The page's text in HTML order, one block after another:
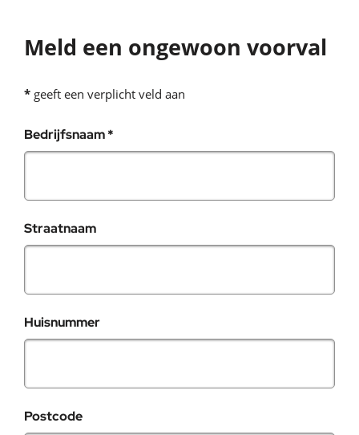
Meld een ongewoon voorval
* geeft een verplicht veld aan
Bedrijfsnaam*
Straatnaam
Huisnummer
Postcode